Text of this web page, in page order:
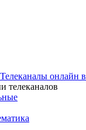
онлайн
телеканалов